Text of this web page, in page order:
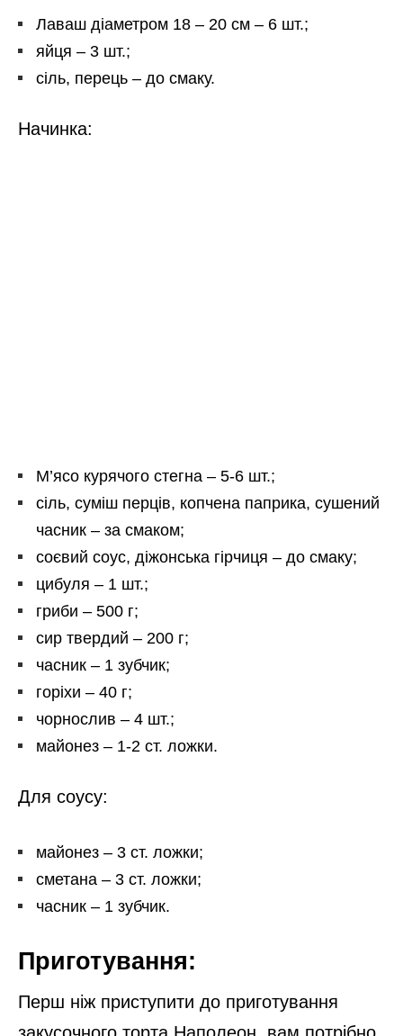
Лаваш діаметром 18 – 20 см – 6 шт.;
яйця – 3 шт.;
сіль, перець – до смаку.
Начинка:
М’ясо курячого стегна – 5-6 шт.;
сіль, суміш перців, копчена паприка, сушений
часник – за смаком;
соєвий соус, діжонська гірчиця – до смаку;
цибуля – 1 шт.;
гриби – 500 г;
сир твердий – 200 г;
часник – 1 зубчик;
горіхи – 40 г;
чорнослив – 4 шт.;
майонез – 1-2 ст. ложки.
Для соусу:
майонез – 3 ст. ложки;
сметана – 3 ст. ложки;
часник – 1 зубчик.
Приготування:
Перш ніж приступити до приготування
закусочного торта Наполеон, вам потрібно